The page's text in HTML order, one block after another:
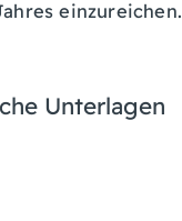
einzureichen.
Unterlagen